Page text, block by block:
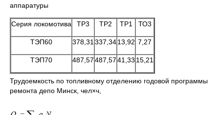
аппаратуры
Серия локомотива ТР3 ТР2 ТР1 ТО3
ТЭП60 378,31 337,3413,92 7,27
ТЭП70 487,57487,5741,33 15,21
Трудоемкость по топливному отделению годовой программы
ремонта депо Минск, чел×ч,